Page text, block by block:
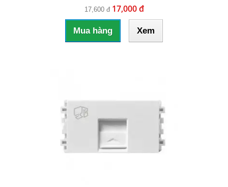
17,600 đ 17,000 đ
Mua hàng Xem